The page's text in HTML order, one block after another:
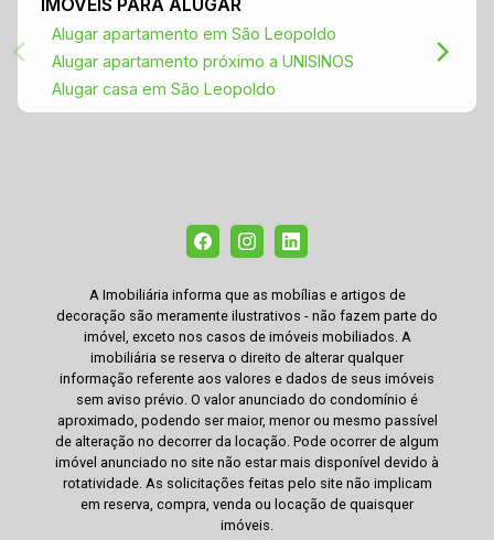
Facilidades: Aceita financiamento Aceita FGTS
Uma casa com espaço, conforto e um jardim que
faz toda a diferença. Agende sua visita e venha
conferir pessoalmente!
IMÓVEIS PARA ALUGAR
Alugar apartamento em São Leopoldo
Alugar apartamento próximo a UNISINOS
Alugar casa em São Leopoldo
A Imobiliária informa que as mobílias e artigos de
decoração são meramente ilustrativos - não fazem parte do
imóvel, exceto nos casos de imóveis mobiliados. A
imobiliária se reserva o direito de alterar qualquer
informação referente aos valores e dados de seus imóveis
sem aviso prévio. O valor anunciado do condomínio é
aproximado, podendo ser maior, menor ou mesmo passível
de alteração no decorrer da locação. Pode ocorrer de algum
imóvel anunciado no site não estar mais disponível devido à
rotatividade. As solicitações feitas pelo site não implicam
em reserva, compra, venda ou locação de quaisquer
imóveis.